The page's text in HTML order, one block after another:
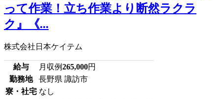
って作業！立ち作業より断然ラクラ
ク』《...
株式会社日本ケイテム
給与 月収例265,000円
勤務地
長野県 諏訪市
寮・社宅 なし